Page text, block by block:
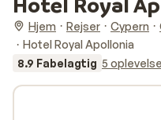
Hjem Rejser Cypern
Hotel Royal Apollonia
8.9 Fabelagtig 5